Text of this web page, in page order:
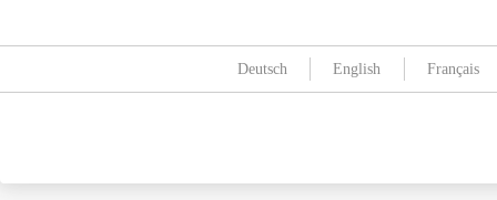
Deutsch English Français